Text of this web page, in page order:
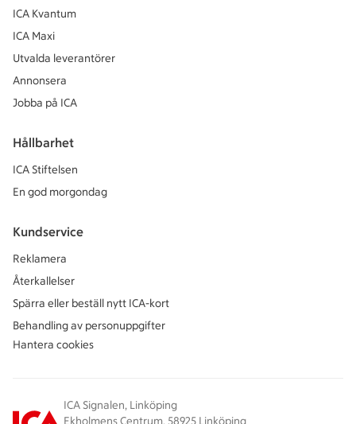
ICA Kvantum
ICA Maxi
Utvalda leverantörer
Annonsera
Jobba på ICA
Hållbarhet
ICA Stiftelsen
En god morgondag
Kundservice
Reklamera
Återkallelser
Spärra eller beställ nytt ICA-kort
Behandling av personuppgifter
Hantera cookies
ICA Signalen, Linköping
Ekholmens Centrum, 58925 Linköping